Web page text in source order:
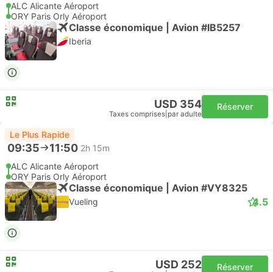
ALC Alicante Aéroport
ORY Paris Orly Aéroport
Classe économique | Avion #IB5257
Iberia
USD 354
Taxes comprises par adulte
Réserver
Le Plus Rapide
09:35 11:50 2h 15m
ALC Alicante Aéroport
ORY Paris Orly Aéroport
Classe économique | Avion #VY8325
Vueling 4.5
USD 252 Réserver